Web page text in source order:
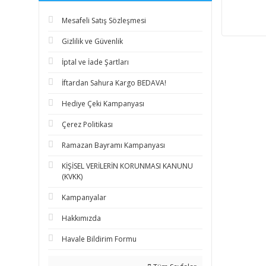
Mesafeli Satış Sözleşmesi
Gizlilik ve Güvenlik
İptal ve İade Şartları
İftardan Sahura Kargo BEDAVA!
Hediye Çeki Kampanyası
Çerez Politikası
Ramazan Bayramı Kampanyası
KİŞİSEL VERİLERİN KORUNMASI KANUNU
(KVKK)
Kampanyalar
Hakkımızda
Havale Bildirim Formu